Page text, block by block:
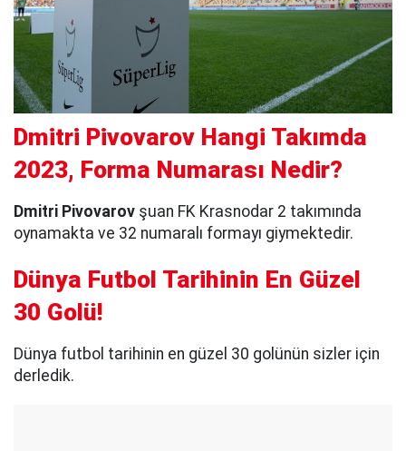
Dmitri Pivovarov Hangi Takımda
2023, Forma Numarası Nedir?
Dmitri Pivovarov şuan FK Krasnodar 2 takımında
oynamakta ve 32 numaralı formayı giymektedir.
Dünya Futbol Tarihinin En Güzel
30 Golü!
Dünya futbol tarihinin en güzel 30 golünün sizler için
derledik.